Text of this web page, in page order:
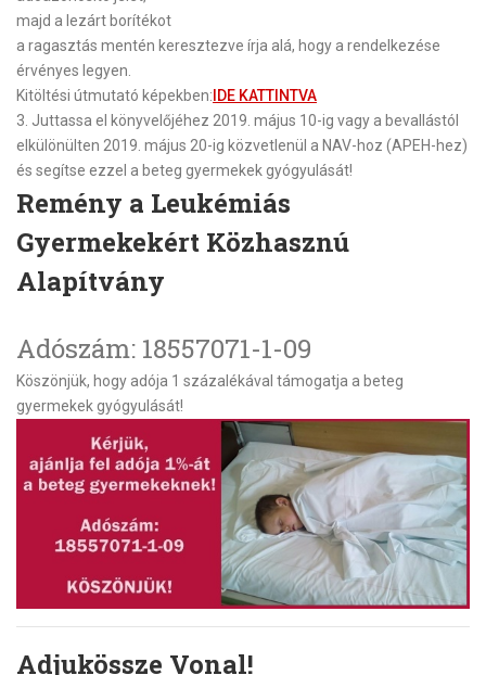
majd a lezárt borítékot
a ragasztás mentén keresztezve írja alá, hogy a rendelkezése
érvényes legyen.
Kitöltési útmutató képekben:IDE KATTINTVA
3. Juttassa el könyvelőjéhez 2019. május 10-ig vagy a bevallástól
elkülönülten 2019. május 20-ig közvetlenül a NAV-hoz (APEH-hez)
és segítse ezzel a beteg gyermekek gyógyulását!
Remény a Leukémiás
Gyermekekért Közhasznú
Alapítvány
Adószám: 18557071-1-09
Köszönjük, hogy adója 1 százalékával támogatja a beteg
gyermekek gyógyulását!
Adjukössze Vonal!